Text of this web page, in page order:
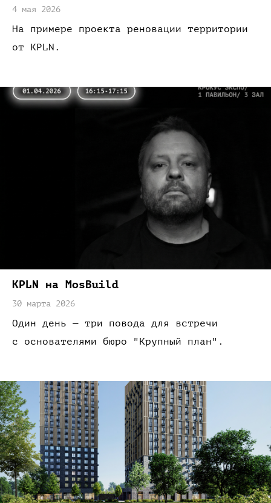
4 мая 2026
На примере проекта реновации территории
от
KPLN.
KPLN на MosBuild
30 марта 2026
Один день — три повода для встречи
с основателями бюро "Крупный план".